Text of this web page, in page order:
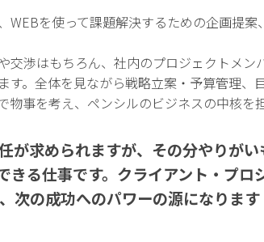
WEBを使って課題解決するための企画提
交渉はもちろん、社内のプロジェクトメン
す。全体を見ながら戦略立案・予算管理
物事を考え、ペンシルのビジネスの中核を
が求められますが、その分やりが
きる仕事です。クライアント・プ
次の成功へのパワーの源になります